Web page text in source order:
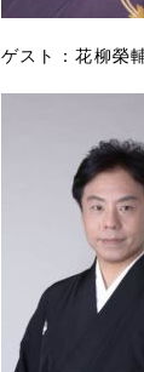
ゲスト：花柳榮